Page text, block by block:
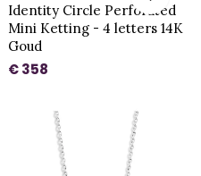
Identity Circle Perforated
Mini Ketting - 4 letters 14K
Goud
€ 358